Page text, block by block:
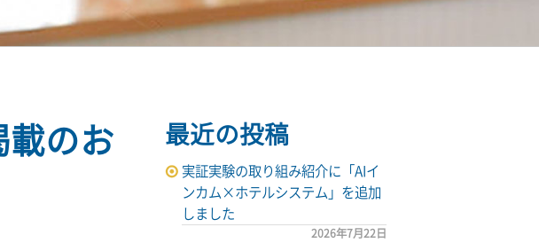
載のお 最近の投稿
実証実験の取り組み紹介に「AIイ
ンカム×ホテルシステム」を追加
しました
2026年7月22日